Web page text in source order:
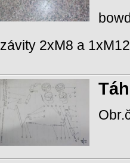
závity 2xM8 a 1xM12